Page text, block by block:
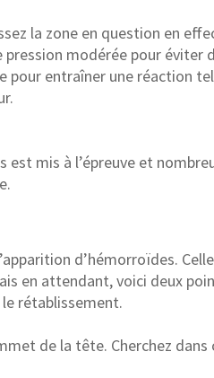
la zone en question en
pression modérée pour éviter
entraîner une réaction
est mis à l’épreuve et
d’hémorroïdes.
en attendant, voici deux
rétablissement.
de la tête. Cherchez